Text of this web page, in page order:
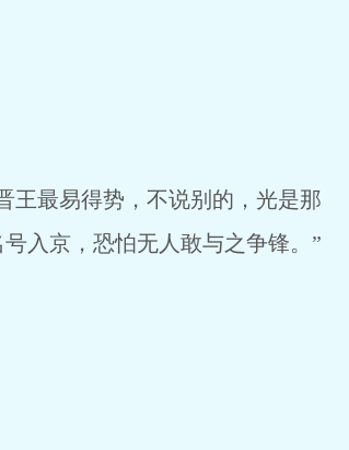
最易得势，不说别的，光是那
入京，恐怕无人敢与之争锋。”